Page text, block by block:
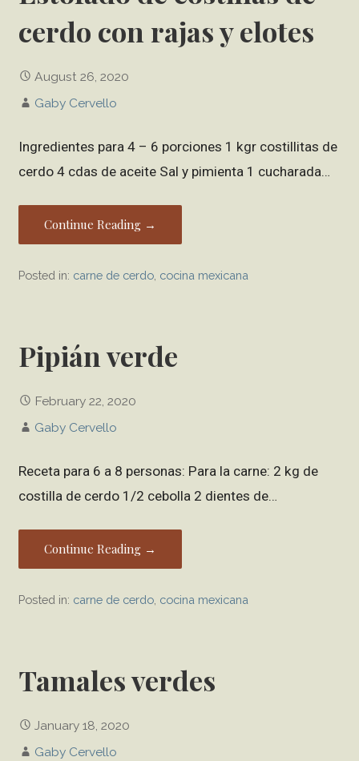
cerdo con rajas y elotes
August 26, 2020
Gaby Cervello
Ingredientes para 4 – 6 porciones 1 kgr costillitas de
cerdo 4 cdas de aceite Sal y pimienta 1 cucharada…
Continue Reading →
Posted in: carne de cerdo cocina mexicana
Pipián verde
February 22, 2020
Gaby Cervello
Receta para 6 a 8 personas: Para la carne: 2 kg de
costilla de cerdo 1/2 cebolla 2 dientes de…
Continue Reading →
Posted in: carne de cerdo cocina mexicana
Tamales verdes
January 18, 2020
Gaby Cervello